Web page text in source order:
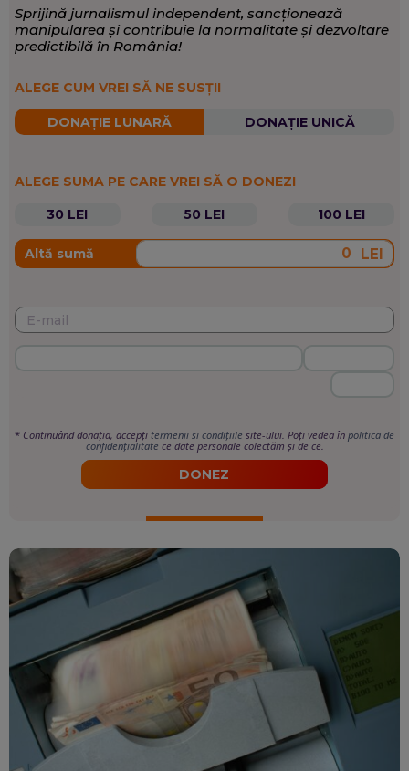
Sprijină jurnalismul independent, sancționează
manipularea și contribuie la normalitate și dezvoltare
predictibilă în România!
ALEGE CUM VREI SĂ NE SUSȚII
DONAȚIE LUNARĂ DONAȚIE UNICĂ
ALEGE SUMA PE CARE VREI SĂ O DONEZI
30 LEI
50 LEI 100 LEI
Altă sumă LEI
* Continuând donația, accepți termenii si condițiile site-ului. Poți vedea în politica de
confidențialitate ce date personale colectăm și de ce.
DONEZ